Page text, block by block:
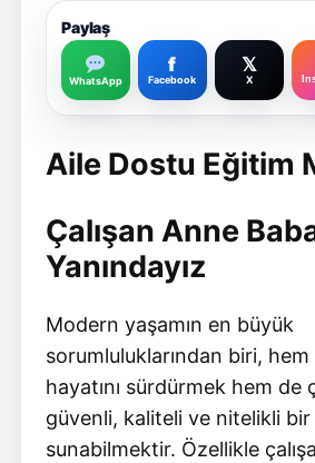
Paylaş
WhatsApp
f
Facebook
𝕏
X
Aile Dostu Eğitim
Çalışan Anne
Yanındayız
Modern yaşamın en büyük
sorumluluklarından biri, hem
hayatını sürdürmek hem de
güvenli, kaliteli ve nitelikli
sunabilmektir. Özellikle